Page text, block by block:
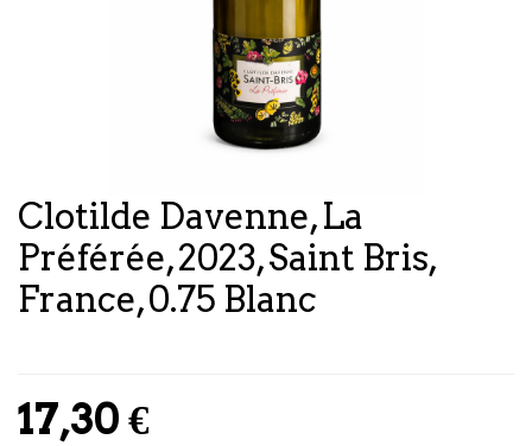
Clotilde Davenne, La
Préférée, 2023, Saint Bris,
France, 0.75 Blanc
17,30€